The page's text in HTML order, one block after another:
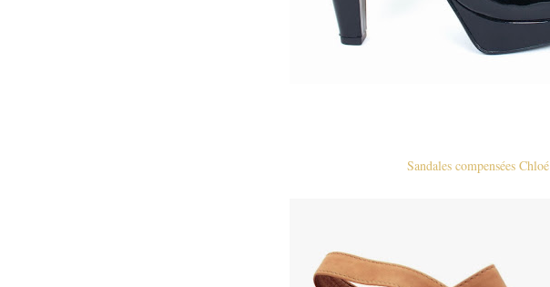
Sandales compensées Chloé